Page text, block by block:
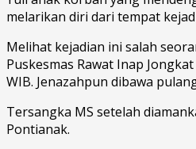
melarikan diri dari tempat
Melihat kejadian ini salah
Puskesmas Rawat Inap
WIB. Jenazahpun dibawa
Tersangka MS setelah
Pontianak.